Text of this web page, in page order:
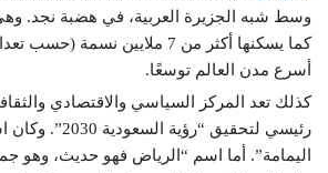
وسط شبه الجزيرة العربية، في هضبة نجد.
أسرع مدن العالم توسعًا.
كذلك تعد المركز السياسي والاقتصادي
رئيسي لتحقيق
اليمامة”. أما اسم “الرياض فهو حديث، وهو